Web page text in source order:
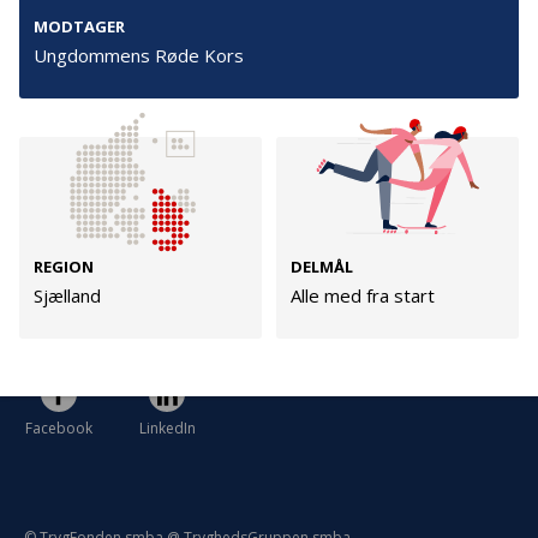
MODTAGER
Ungdommens Røde Kors
REGION
Sjælland
DELMÅL
Alle med fra start
Følg os
TryghedsGruppen
Facebook
Facebook LinkedIn